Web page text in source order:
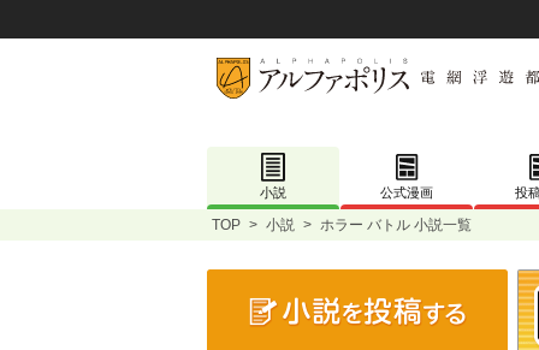
小説 公式漫画 投
TOP > 小説 > ホラー バトル 小説一覧